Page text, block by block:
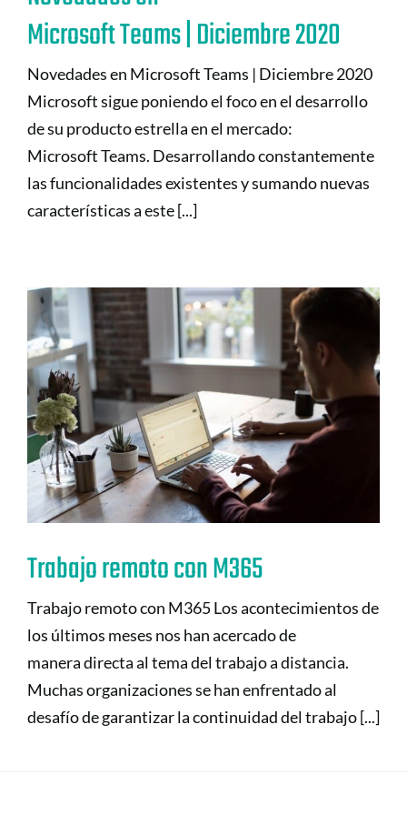
Microsoft Teams | Diciembre 2020
Novedades en Microsoft Teams | Diciembre 2020
Microsoft sigue poniendo el foco en el desarrollo
de su producto estrella en el mercado:
Microsoft Teams. Desarrollando constantemente
las funcionalidades existentes y sumando nuevas
características a este [...]
Trabajo remoto con M365
Trabajo remoto con M365 Los acontecimientos de
los últimos meses nos han acercado de
manera directa al tema del trabajo a distancia.
Muchas organizaciones se han enfrentado al
desafío de garantizar la continuidad del trabajo [...]